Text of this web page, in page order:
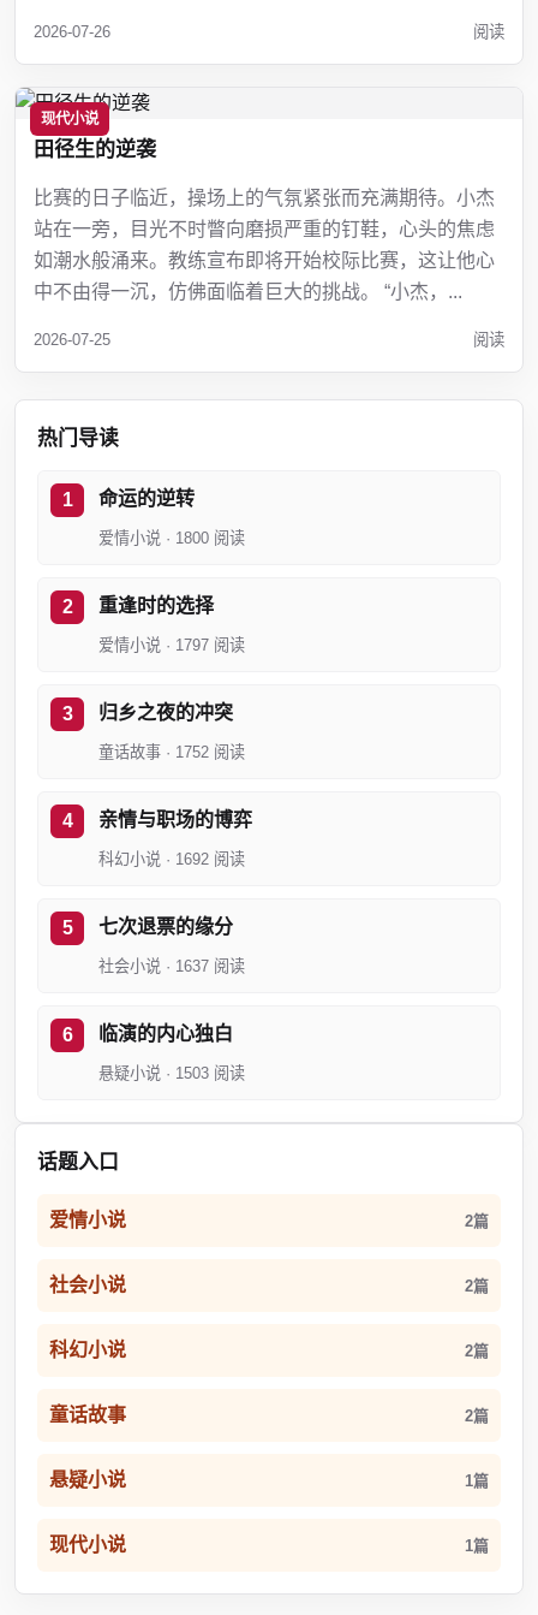
2026-07-26 阅读
现代小说
田径生的逆袭
比赛的日子临近，操场上的气氛紧张而充满期待。小杰
站在一旁，目光不时瞥向磨损严重的钉鞋，心头的焦虑
如潮水般涌来。教练宣布即将开始校际比赛，这让他心
中不由得一沉，仿佛面临着巨大的挑战。 “小杰，...
2026-07-25 阅读
热门导读
命运的逆转
爱情小说 · 1800 阅读
重逢时的选择
爱情小说 · 1797 阅读
归乡之夜的冲突
童话故事 · 1752 阅读
亲情与职场的博弈
科幻小说 · 1692 阅读
七次退票的缘分
社会小说 · 1637 阅读
临演的内心独白
悬疑小说 · 1503 阅读
话题入口
爱情小说 2篇
社会小说 2篇
科幻小说 2篇
童话故事 2篇
悬疑小说 1篇
现代小说 1篇